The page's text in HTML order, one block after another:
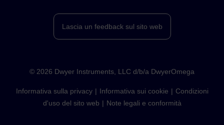
Lascia un feedback sul sito web
© 2026 Dwyer Instruments, LLC d/b/a DwyerOmega
Informativa sulla privacy Informativa sui cookie
Condizioni
d'uso del sito web
Note legali e conformità